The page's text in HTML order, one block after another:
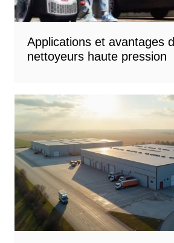
Applications et avantages
nettoyeurs haute pression